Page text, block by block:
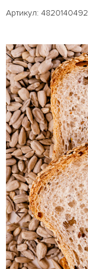
Артикул: 4820140492